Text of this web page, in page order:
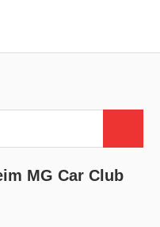
MG Car Club